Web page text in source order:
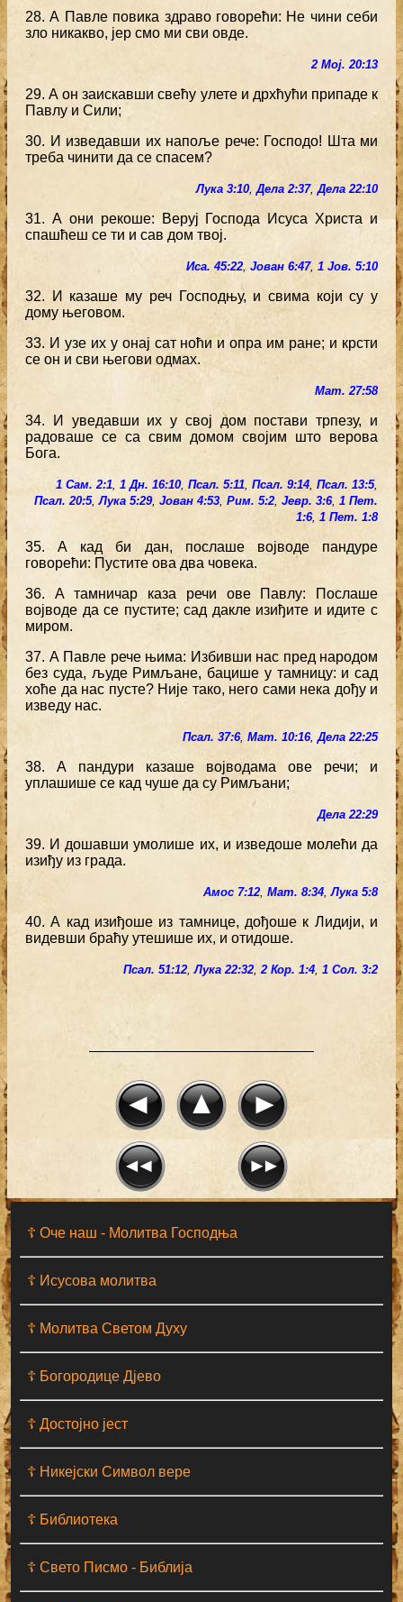
☦ Оче наш - Moлитва Господња
☦ Исусова молитва
☦ Молитва Светом Духу
☦ Богородице Дјево
☦ Достојно јест
☦ Никејски Символ вере
☦ Библиотека
☦ Свето Писмо - Библија
28. А Павле повика здраво говорећи: Не чини себи
зло никакво, јер смо ми сви овде.
2 Мој. 20:13
29. А он заискавши свећу улете и дрхћући припаде к
Павлу и Сили;
30. И изведавши их напоље рече: Господо! Шта ми
треба чинити да се спасем?
Лука 3:10,Дела 2:37,Дела 22:10
31. А они рекоше: Веруј Господа Исуса Христа и
спашћеш се ти и сав дом твој.
Иса. 45:22, Јован 6:47, 1 Јов. 5:10
32. И казаше му реч Господњу, и свима који су у
дому његовом.
33. И узе их у онај сат ноћи и опра им ране; и крсти
се он и сви његови одмах.
Мат. 27:58
34. И уведавши их у свој дом постави трпезу, и
радоваше се са свим домом својим што верова
Бога.
1 Сам. 2:1, 1 Дн. 16:10, Псал. 5:11, Псал. 9:14, Псал. 13:5,
Псал. 20:5,Лука 5:29, Јован 4:53, Рим. 5:2, Јевр. 3:6, 1 Пет.
1:6, 1 Пет. 1:8
35. А кад би дан, послаше војводе пандуре
говорећи: Пустите ова два човека.
36. А тамничар каза речи ове Павлу: Послаше
војводе да се пустите; сад дакле изиђите и идите с
миром.
37. А Павле рече њима: Избивши нас пред народом
без суда, људе Римљане, бацише у тамницу: и сад
хоће да нас пусте? Није тако, него сами нека дођу и
изведу нас.
Псал. 37:6, Мат. 10:16,Дела 22:25
38. А пандури казаше војводама ове речи; и
уплашише се кад чуше да су Римљани;
Дела 22:29
39. И дошавши умолише их, и изведоше молећи да
изиђу из града.
Амос 7:12, Мат. 8:34,Лука 5:8
40. А кад изиђоше из тамнице, дођоше к Лидији, и
видевши браћу утешише их, и отидоше.
Псал. 51:12,Лука 22:32,2 Кор. 1:4, 1 Сол. 3:2